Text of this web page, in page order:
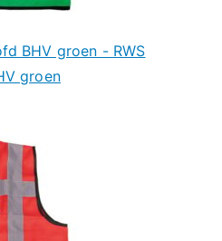
BHV groen - RWS
groen